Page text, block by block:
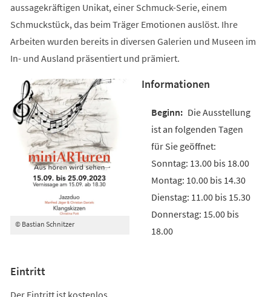
aussagekräftigen Unikat, einer Schmuck-Serie, einem
Schmuckstück, das beim Träger Emotionen auslöst. Ihre
Arbeiten wurden bereits in diversen Galerien und Museen im
In- und Ausland präsentiert und prämiert.
© Bastian Schnitzer
Informationen
Die Ausstellung
ist an folgenden Tagen
für Sie geöffnet:
Sonntag: 13.00 bis 18.00
Montag: 10.00 bis 14.30
Dienstag: 11.00 bis 15.30
Donnerstag: 15.00 bis
18.00
Eintritt
Der Eintritt ist kostenlos